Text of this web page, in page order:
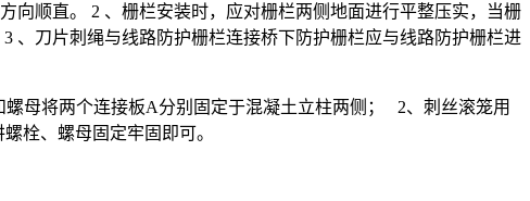
向顺直。 2 、栅栏安装时，应对栅栏两侧地面进行平整压实，当栅
、刀片刺绳与线路防护栅栏连接桥下防护栅栏应与线路防护栅栏进
母将两个连接板A分别固定于混凝土立柱两侧； 2、刺丝滚笼用
栓、螺母固定牢固即可。